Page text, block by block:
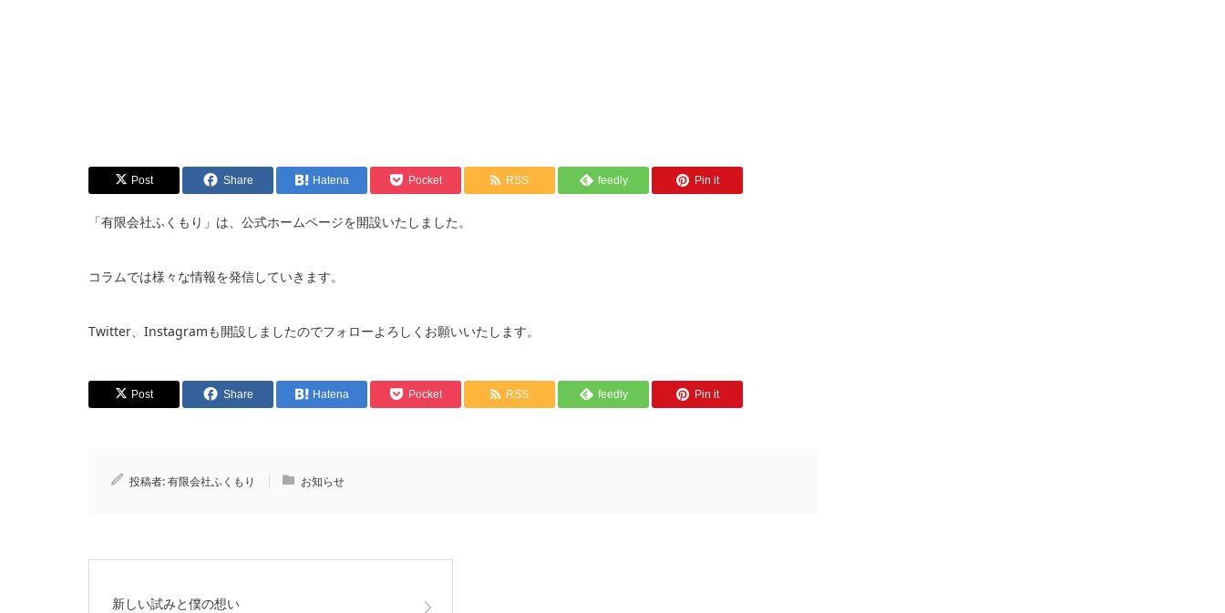
Post Share Hatena Pocket RSS feedly Pin it
「有限会社ふくもり」は、公式ホームページを開設いたしました。
コラムでは様々な情報を発信していきます。
Twitter、Instagramも開設しましたのでフォローよろしくお願いいたします。
Post Share Hatena Pocket RSS feedly Pin it
投稿者:有限会社ふくもり お知らせ
新しい試みと僕の想い